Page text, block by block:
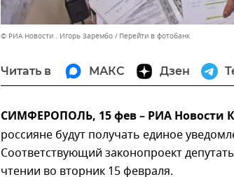
© РИА Новости . Игорь Зарембо Перейти в фотобанк
Читать в МАКС Дзен
СИМФЕРОПОЛЬ, 15 фев – РИА Новости
россияне будут получать единое
Соответствующий законопроект
чтении во вторник 15 февраля.